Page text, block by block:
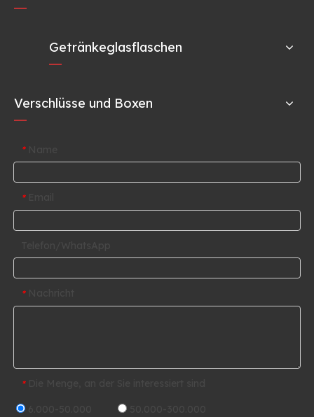
Getränkeglasflaschen
Verschlüsse und Boxen
*
*
*
*